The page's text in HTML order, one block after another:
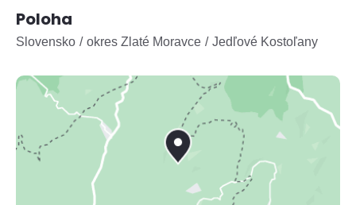
Poloha
Slovensko okres Zlaté Moravce Jedľové Kostoľany